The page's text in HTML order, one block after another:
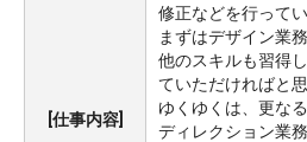
[仕事内容]
修正などを行って
まずはデザイン業
他のスキルも習得
ていただければと思
ゆくゆくは、更な
ディレクション業